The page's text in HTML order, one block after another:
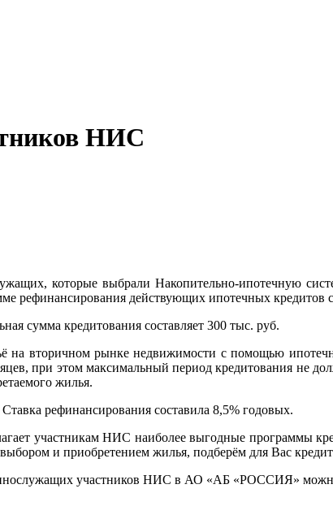
НИС
которые выбрали Накопительно-ипотечную
рефинансирования действующих ипотечных кредитов
сумма кредитования составляет 300 тыс. руб.
вторичном рынке недвижимости с помощью
при этом максимальный период кредитования не
жилья.
рефинансирования составила 8,5% годовых.
участникам НИС наиболее выгодные программы
и приобретением жилья, подберём для Вас
участников НИС в АО «АБ «РОССИЯ»